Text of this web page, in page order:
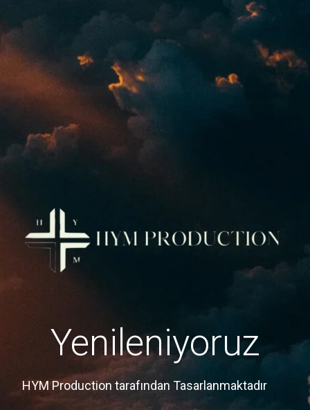
Yenileniyoruz
HYM Production tarafından Tasarlanmaktadır